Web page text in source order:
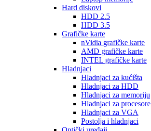
Hard diskovi
HDD 2.5
HDD 3.5
Grafičke karte
nVidia grafičke karte
AMD grafičke karte
INTEL grafičke karte
Hladnjaci
Hladnjaci za kućišta
Hladnjaci za HDD
Hladnjaci za memoriju
Hladnjaci za procesore
Hladnjaci za VGA
Postolja i hladnjaci